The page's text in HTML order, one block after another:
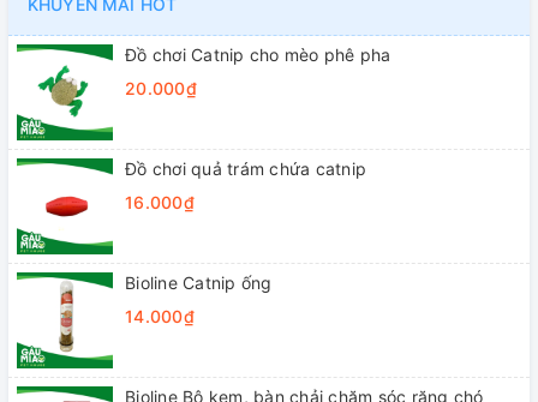
Đồ chơi Catnip cho mèo phê pha
20.000₫
Đồ chơi quả trám chứa catnip
16.000₫
Bioline Catnip ống
14.000₫
Bioline Bộ kem, bàn chải chăm sóc răng chó